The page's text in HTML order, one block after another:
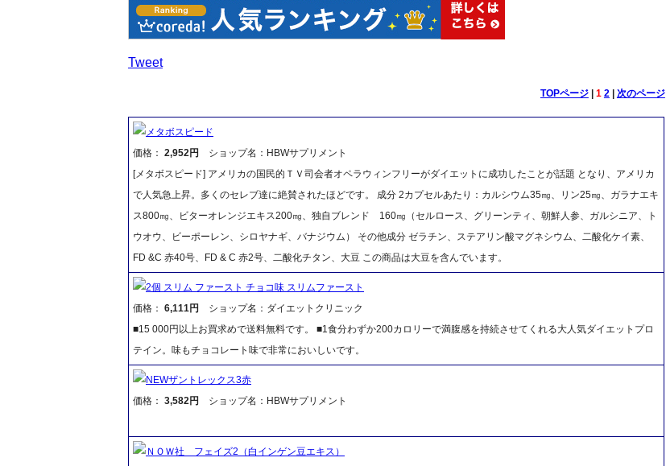
Tweet
TOPページ| 1 2| 次のページ
メタボスピード
価格： 2,952円
ショップ名：HBWサプリメント
[メタボスピード] アメリカの国民的ＴＶ司会者オペラウィンフリーがダイエットに成功したことが話題 となり、アメリカ
で人気急上昇。多くのセレブ達に絶賛されたほどです。 成分 2カプセルあたり：カルシウム35㎎、リン25㎎、ガラナエキ
ス800㎎、ビターオレンジエキス200㎎、独自ブレンド 160㎎（セルロース、グリーンティ、朝鮮人参、ガルシニア、ト
ウオウ、ビーポーレン、シロヤナギ、バナジウム） その他成分 ゼラチン、ステアリン酸マグネシウム、二酸化ケイ素、
FD &C 赤40号、FD & C 赤2号、二酸化チタン、大豆 この商品は大豆を含んでいます。
2個 スリム ファースト チョコ味 スリムファースト
価格： 6,111円
ショップ名：ダイエットクリニック
■15 000円以上お買求めで送料無料です。 ■1食分わずか200カロリーで満腹感を持続させてくれる大人気ダイエットプロ
テイン。味もチョコレート味で非常においしいです。
NEWザントレックス3赤
価格： 3,582円 ショップ名：HBWサプリメント
ＮＯＷ社 フェイズ2（白インゲン豆エキス）